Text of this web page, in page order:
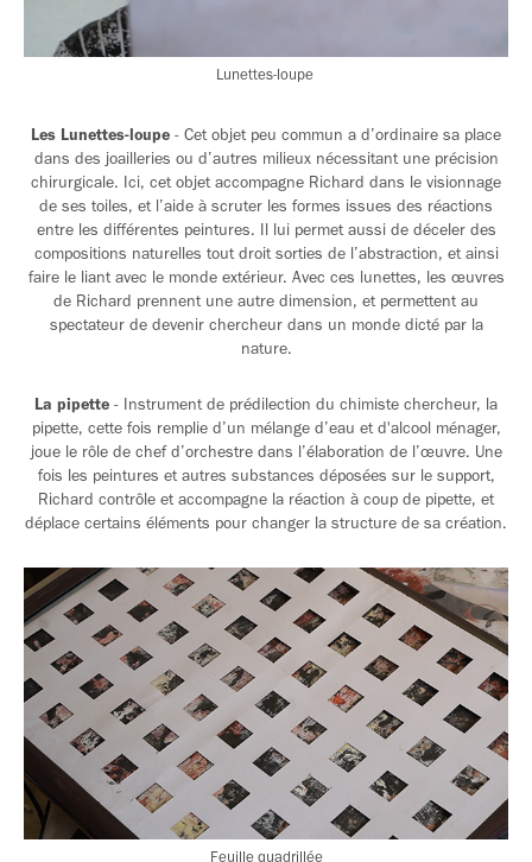
Lunettes-loupe
Les Lunettes-loupe - Cet objet peu commun a d’ordinaire sa place
dans des joailleries ou d’autres milieux nécessitant une précision
chirurgicale. Ici, cet objet accompagne Richard dans le visionnage
de ses toiles, et l’aide à scruter les formes issues des réactions
entre les différentes peintures. Il lui permet aussi de déceler des
compositions naturelles tout droit sorties de l’abstraction, et ainsi
faire le liant avec le monde extérieur. Avec ces lunettes, les œuvres
de Richard prennent une autre dimension, et permettent au
spectateur de devenir chercheur dans un monde dicté par la
nature.
La pipette - Instrument de prédilection du chimiste chercheur, la
pipette, cette fois remplie d’un mélange d’eau et d'alcool ménager,
joue le rôle de chef d’orchestre dans l’élaboration de l’œuvre. Une
fois les peintures et autres substances déposées sur le support,
Richard contrôle et accompagne la réaction à coup de pipette, et
déplace certains éléments pour changer la structure de sa création.
Feuille quadrillée